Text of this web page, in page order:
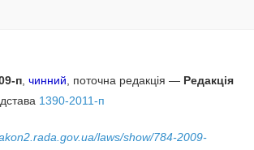
п ,чинний , поточна редакція — Редакція
1390-2011-п
laws/show/784-2009-